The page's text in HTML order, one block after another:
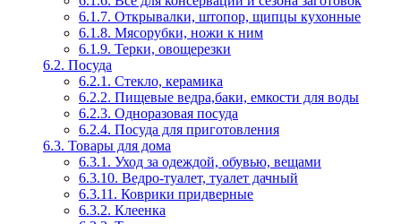
6.1.7. Открывалки, штопор, щипцы кухонные
6.1.8. Мясорубки, ножи к ним
6.1.9. Терки, овощерезки
6.2. Посуда
6.2.1. Стекло, керамика
6.2.2. Пищевые ведра,баки, емкости для воды
6.2.3. Одноразовая посуда
6.2.4. Посуда для приготовления
6.3. Товары для дома
6.3.1. Уход за одеждой, обувью, вещами
6.3.10. Ведро-туалет, туалет дачный
6.3.11. Коврики придверные
6.3.2. Клеенка